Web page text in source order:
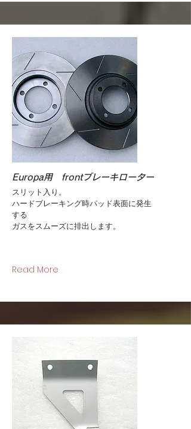
Europa用 frontブレーキローター
スリット入り。
ハードブレーキング時パッド表面に発生
する
ガスをスムーズに排出します。
Read More